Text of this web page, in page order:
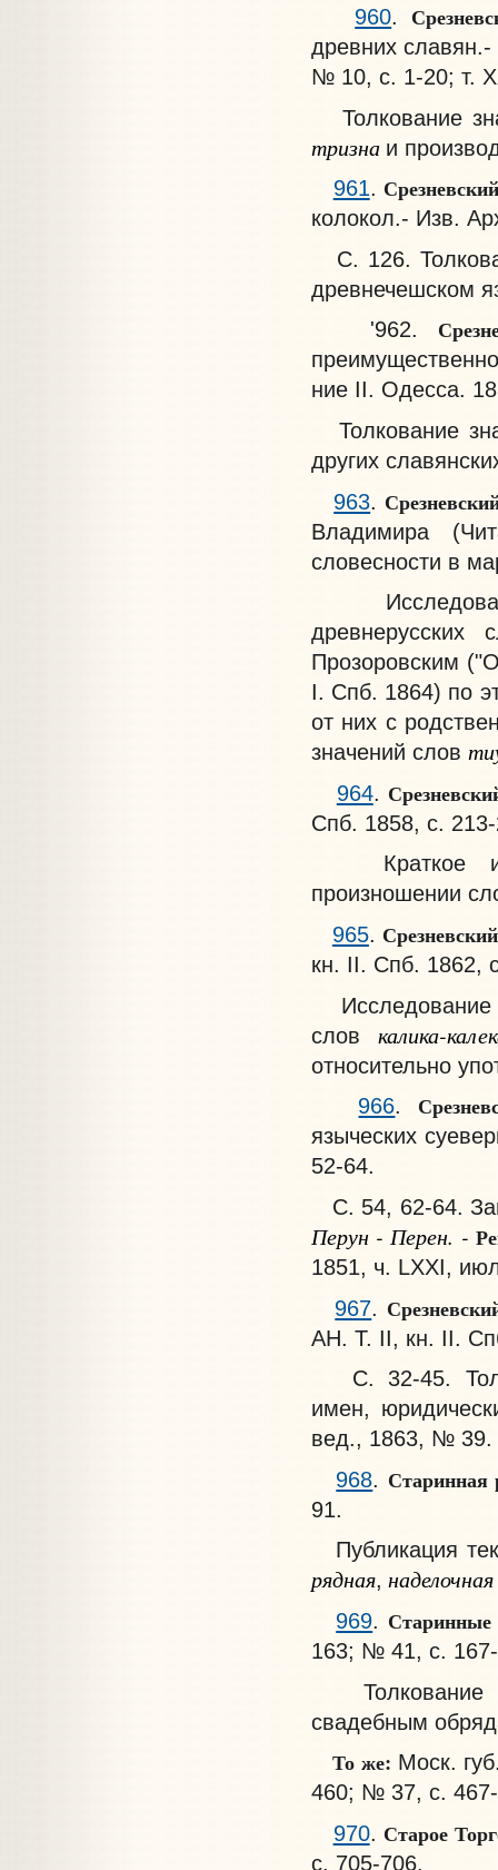
960.
древних
№ 10, с. 1-20; т.
Толкование
тризна и
961.
колокол.- Изв.
С. 126.
древнечешском
'962.
ние II. Одесса.
Толкование
других
963.
Владимира
словесности в
древнерусских
Прозоровским
I. Спб. 1864) по
от них с
значений слов
964.
Спб. 1858, с.
Краткое
произношении
965.
кн. II. Спб. 1862,
Исследование
словкалика-
относительно
966.
языческих
52-64.
С. 54, 62-64.
Перун - Перен. -
1851, ч. LXXI,
967
АН. Т. II, кн. II.
С. 32-45.
имен,
вед., 1863, № 39.
968. Старинная
91.
Публикация
рядная,
969. Старинные
163; № 41, с.
Толкование
свадебным
То же: Моск.
460; № 37, с.
970.Старое
с. 705-706.